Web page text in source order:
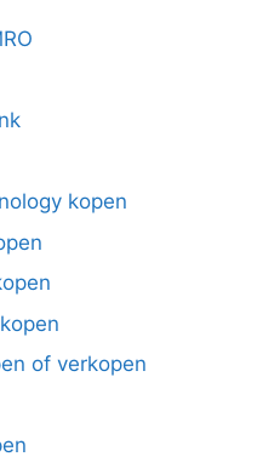
kopen
of verkopen